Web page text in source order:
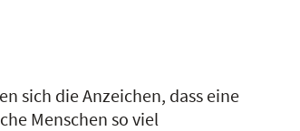
sich die Anzeichen, dass eine
Menschen so viel